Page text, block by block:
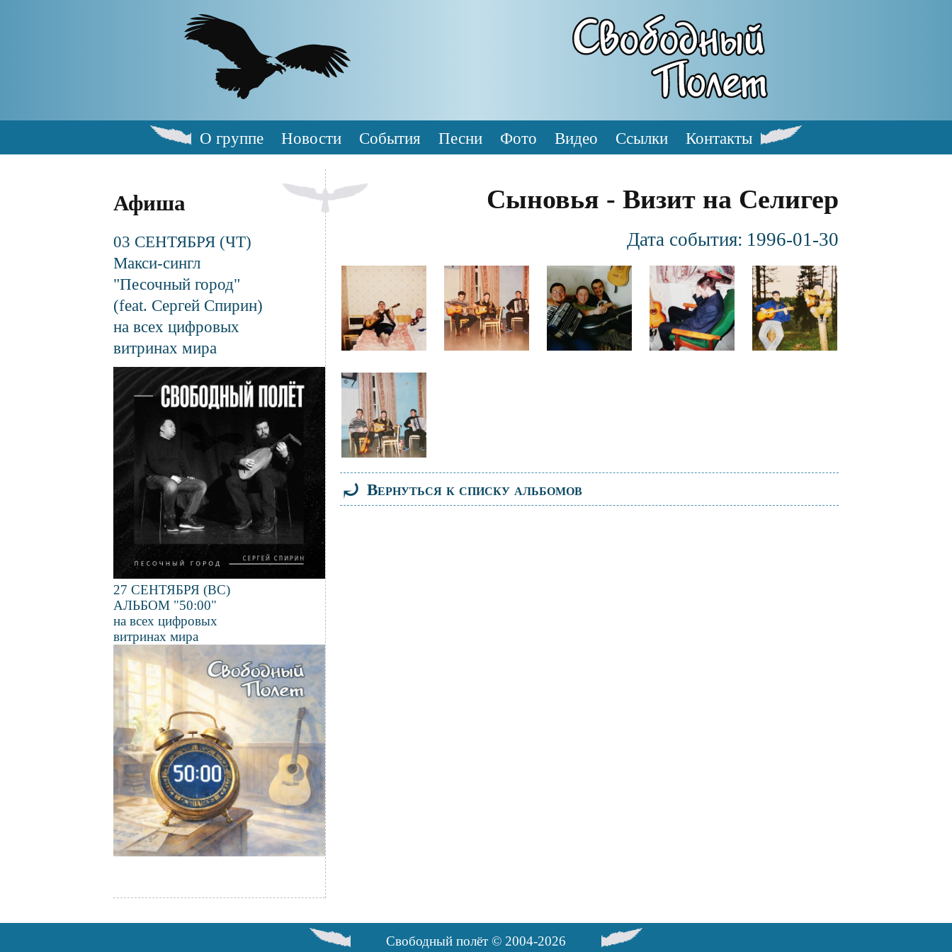
Main
О группе Новости События Песни Фото Видео Ссылки Контакты
Афиша
03 СЕНТЯБРЯ (ЧТ)
Макси-сингл
"Песочный город"
(feat. Сергей Спирин)
на всех цифровых
витринах мира
Файл
изображения
27 СЕНТЯБРЯ (ВС)
АЛЬБОМ "50:00"
на всех цифровых
витринах мира
Файл
изображения
Сыновья - Визит на Селигер
Дата события: 1996-01-30
Файл
изображения
Файл
изображения
Файл
изображения
Файл
изображения
Файл
изображения
Файл
изображения
⤾ Вернуться к списку альбомов
Свободный полёт © 2004-2026